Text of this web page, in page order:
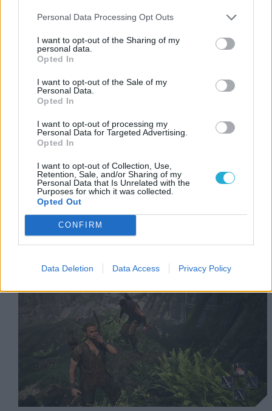
Personal Data Processing Opt Outs
I want to opt-out of the Sharing of my
personal data.
Opted In
I want to opt-out of the Sale of my
Personal Data.
Opted In
I want to opt-out of processing my
Personal Data for Targeted Advertising.
Opted In
I want to opt-out of Collection, Use,
Retention, Sale, and/or Sharing of my
Personal Data that Is Unrelated with the
Purposes for which it was collected.
Opted Out
CONFIRM
Data Deletion Data Access Privacy Policy
a vasat, drágaköveket és egyéb
nyersanyagokat azoknak, akik később
kovácsként szeretnének érvényesülni, hiszen
hozzávalók nélkül nehéz kardokat vagy más
gyilokszerszámokat készíteni. Ahogy azt az
imént említett példák is mutatják, a Gothic
1 Remake-ben erősen ajánlott előre
tervezni, ha nem akartok két szék közül a
pad alá esni, és bár már most kismillió
videó található YouTube-on a legjobb
kezdésekkel, kiskapukkal kapcsolatban
(felújítás lévén ez annyira nem meglepő),
ezek megtekintésével szerintem pont a
lényeg veszik el.